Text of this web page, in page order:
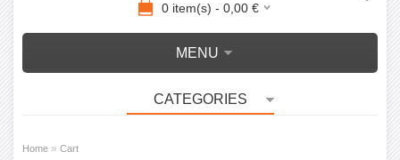
0item(s) - 0,00€
MENU
CATEGORIES
Home » Cart